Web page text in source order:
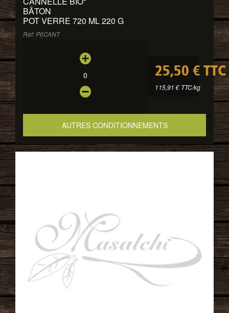
BÂTON
POT VERRE 720 ML 220 G
Réf: P6CANT
0 25,50 € TTC
115,91 € TTC/kg
AUTRES CONDITIONNEMENTS